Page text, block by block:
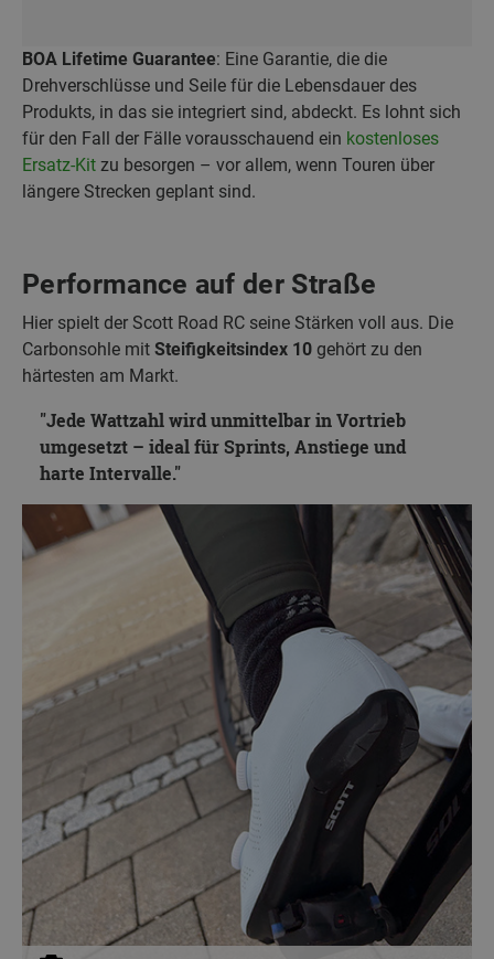
BOA Lifetime Guarantee: Eine Garantie, die die
Drehverschlüsse und Seile für die Lebensdauer des
Produkts, in das sie integriert sind, abdeckt. Es lohnt sich
für den Fall der Fälle vorausschauend ein kostenloses
Ersatz-Kit zu besorgen – vor allem, wenn Touren über
längere Strecken geplant sind.
Performance auf der Straße
Hier spielt der Scott Road RC seine Stärken voll aus. Die
Carbonsohle mit Steifigkeitsindex 10 gehört zu den
härtesten am Markt.
Jede Wattzahl wird unmittelbar in Vortrieb
umgesetzt – ideal für Sprints, Anstiege und
harte Intervalle.